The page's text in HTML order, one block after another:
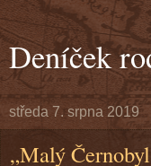
Deníček
středa 7. srpna 2019
„Malý